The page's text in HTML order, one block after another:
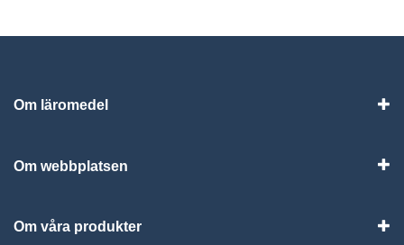
Om läromedel
Om webbplatsen
Om våra produkter